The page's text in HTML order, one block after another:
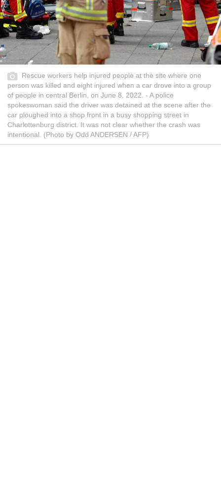
Rescue workers help injured people at the site where one
person was killed and eight injured when a car drove into a group
of people in central Berlin, on June 8, 2022. - A police
spokeswoman said the driver was detained at the scene after the
car ploughed into a shop front in a busy shopping street in
Charlottenburg district. It was not clear whether the crash was
intentional. (Photo by Odd ANDERSEN / AFP)